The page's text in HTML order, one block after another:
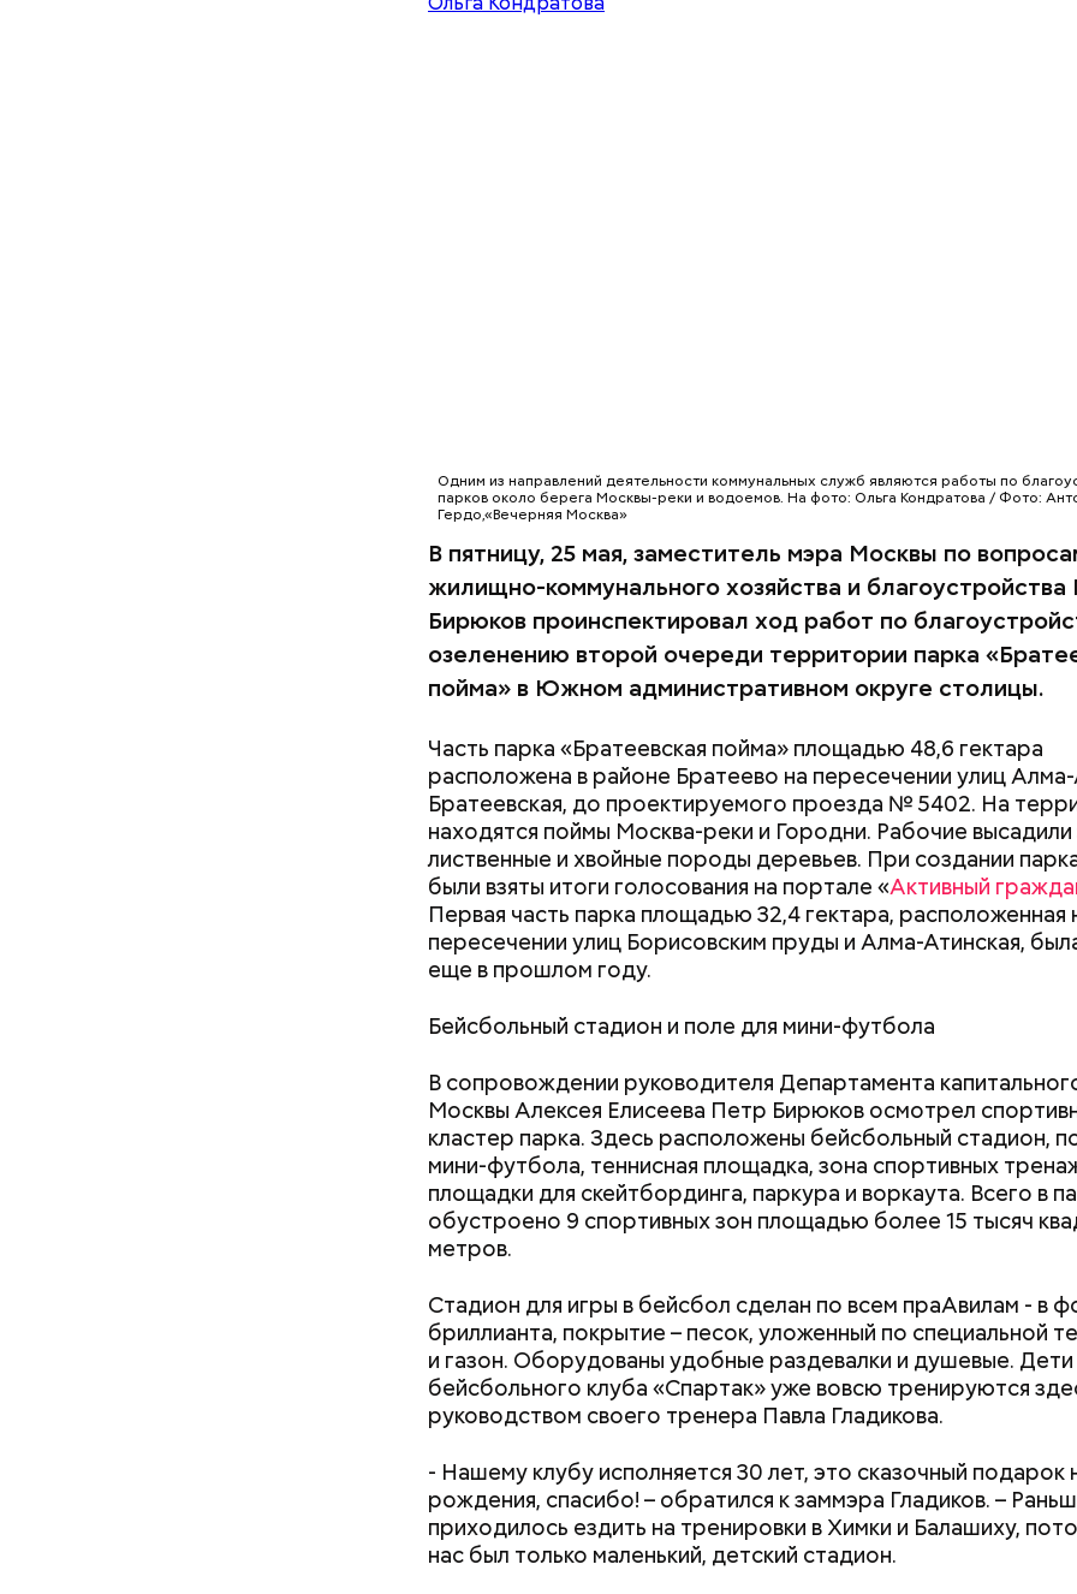
Одним из направлений деятельности коммунальных служб являются работы по
парков около берега Москвы-реки и водоемов. На фото: Ольга Кондратова / Фото:
Гердо,«Вечерняя Москва»
В пятницу, 25 мая, заместитель мэра Москвы по
жилищно-коммунального хозяйства и
Бирюков проинспектировал ход работ по
озеленению второй очереди территории парка
пойма» в Южном административном округе столицы.
Часть парка «Братеевская пойма» площадью 48,6 гектара
расположена в районе Братеево на пересечении улиц Алма-
Братеевская, до проектируемого проезда № 5402. На
находятся поймы Москва-реки и Городни. Рабочие высадили
лиственные и хвойные породы деревьев. При создании
были взяты итоги голосования на портале «Активный
Первая часть парка площадью 32,4 гектара, расположенная
пересечении улиц Борисовским пруды и Алма-Атинская,
еще в прошлом году.
Бейсбольный стадион и поле для мини-футбола
В сопровождении руководителя Департамента
Москвы Алексея Елисеева Петр Бирюков осмотрел
кластер парка. Здесь расположены бейсбольный стадион,
мини-футбола, теннисная площадка, зона спортивных
площадки для скейтбординга, паркура и воркаута. Всего в
обустроено 9 спортивных зон площадью более 15 тысяч
метров.
Стадион для игры в бейсбол сделан по всем праАвилам - в
бриллианта, покрытие – песок, уложенный по специальной
и газон. Оборудованы удобные раздевалки и душевые. Дети
бейсбольного клуба «Спартак» уже вовсю тренируются
руководством своего тренера Павла Гладикова.
- Нашему клубу исполняется 30 лет, это сказочный подарок
рождения, спасибо! – обратился к заммэра Гладиков. –
приходилось ездить на тренировки в Химки и Балашиху,
нас был только маленький, детский стадион.
Бодрое начало
Хотела спасти малыша: как
мать и сын погибли при
падении из окна в Раменском
японский напиток сбросить
лишний вес
проезжей
легковушка
пешеходов в